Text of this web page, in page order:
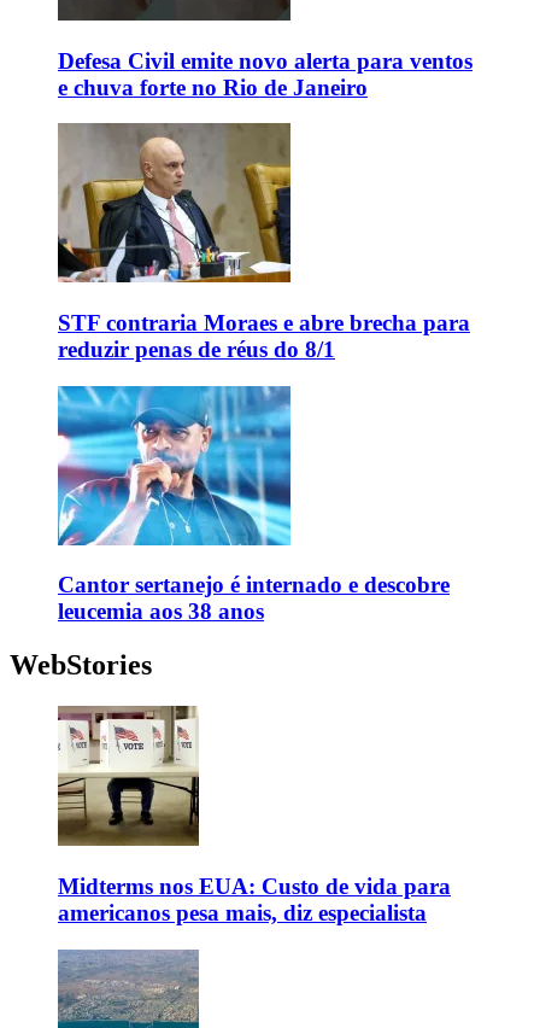
Defesa Civil emite novo alerta para ventos
e chuva forte no Rio de Janeiro
STF contraria Moraes e abre brecha para
reduzir penas de réus do 8/1
Cantor sertanejo é internado e descobre
leucemia aos 38 anos
WebStories
Midterms nos EUA: Custo de vida para
americanos pesa mais, diz especialista